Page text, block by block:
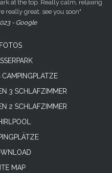
at the top. Really calm, relaxing
really great. see you soon"
- Google
FOTOS
CAMPINGPLATZE
3 SCHLAFZIMMER
2 SCHLAFZIMMER
MAP